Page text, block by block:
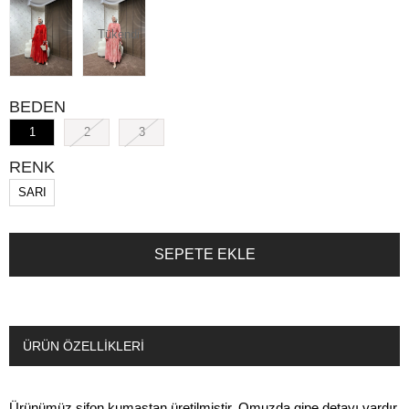
Tükendi
BEDEN
1 2 3
RENK
SARI
ÜRÜN ÖZELLIKLERI